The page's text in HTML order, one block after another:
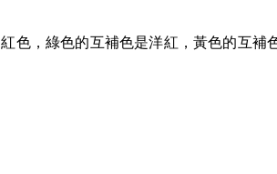
色，綠色的互補色是洋紅，黃色的互補